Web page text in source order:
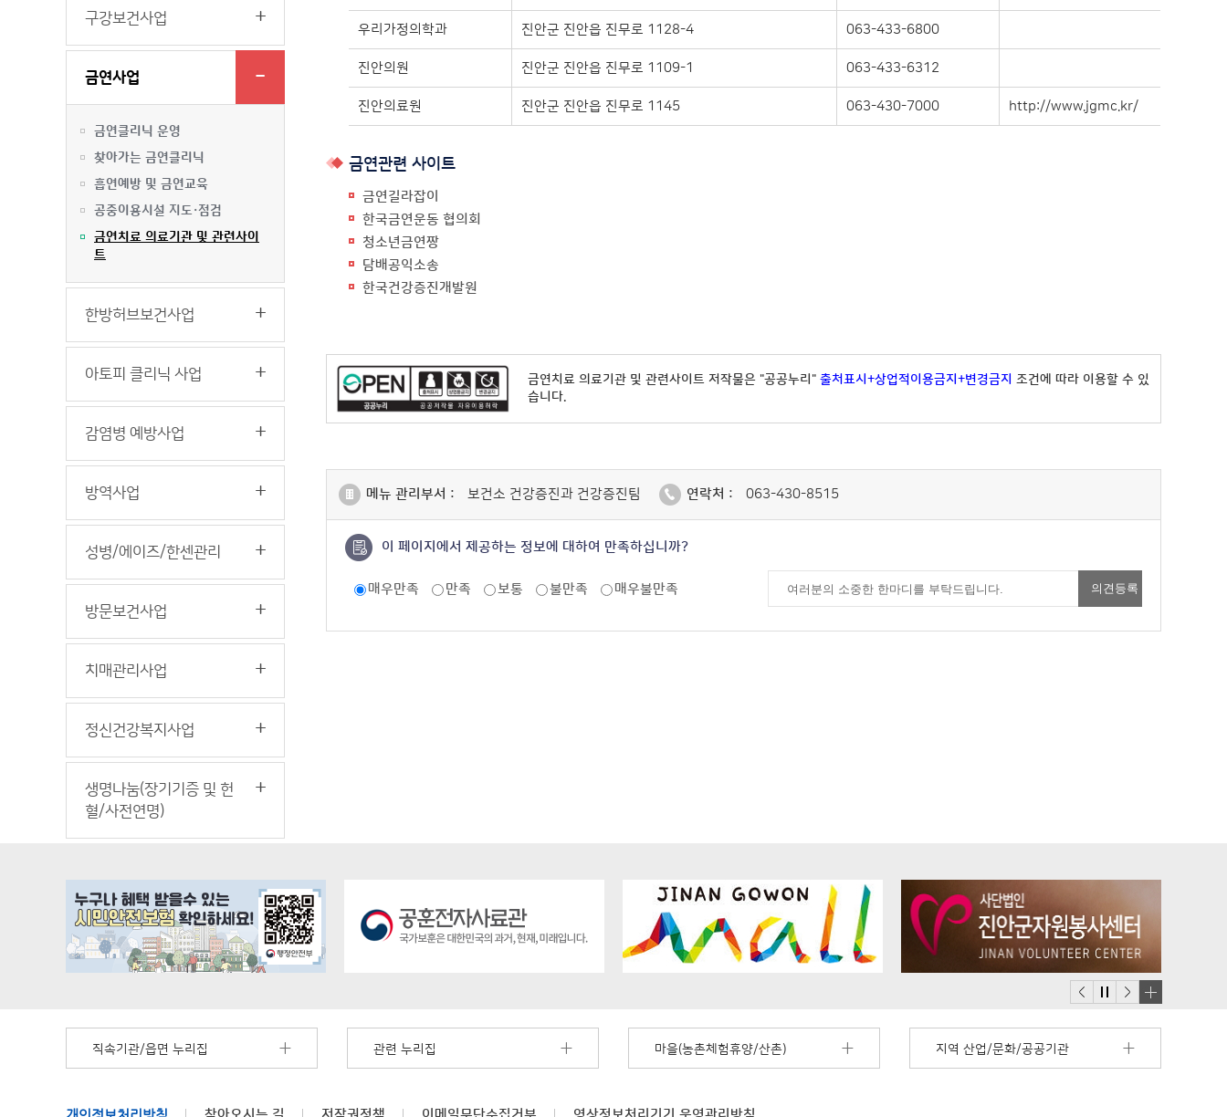
구강보건사업
금연사업
금연클리닉 운영
찾아가는 금연클리닉
흡연예방 및 금연교육
공중이용시설 지도·점검
금연치료 의료기관 및 관련사이
트
한방허브보건사업
아토피 클리닉 사업
감염병 예방사업
방역사업
성병/에이즈/한센관리
방문보건사업
치매관리사업
정신건강복지사업
생명나눔(장기기증 및 헌
혈/사전연명)
우리가정의학과 진안군 진안읍 진무로 1128-4 063-433-6800
진안의원 진안군 진안읍 진무로 1109-1 063-433-6312
진안의료원 진안군 진안읍 진무로 1145 063-430-7000 http://www.jgmc.kr/
금연관련 사이트
금연길라잡이
한국금연운동 협의회
청소년금연짱
담배공익소송
한국건강증진개발원
금연치료 의료기관 및 관련사이트 저작물은 "공공누리" 출처표시+상업적이용금지+변경금지 조건에 따라 이용할 수 있
습니다.
메뉴 관리부서 : 보건소 건강증진과 건강증진팀 연락처 : 063-430-8515
이 페이지에서 제공하는 정보에 대하여 만족하십니까?
매우만족 만족 보통 불만족 매우불만족
너
음
직속기관/읍면 누리집 관련 누리집 마을(농촌체험휴양/산촌) 지역 산업/문화/공공기관